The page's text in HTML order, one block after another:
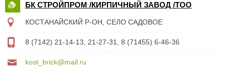
БК СТРОЙПРОМ /КИРПИЧНЫЙ ЗАВОД /ТОО
КОСТАНАЙСКИЙ Р-ОН, СЕЛО САДОВОЕ
8 (7142) 21-14-13, 21-27-31, 8 (71455) 6-46-36
kost_brick@mail.ru